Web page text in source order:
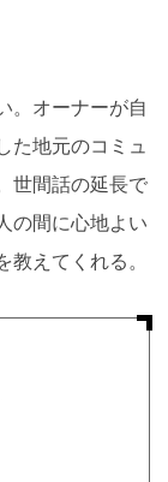
。オーナーが自
た地元のコミュ
世間話の延長で
の間に心地よい
えてくれる。